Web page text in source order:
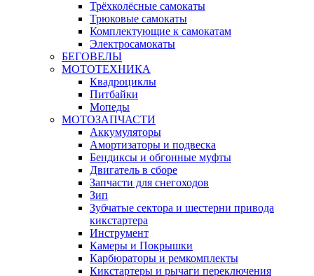
Трёхколёсные самокаты
Трюковые самокаты
Комплектующие к самокатам
Электросамокаты
БЕГОВЕЛЫ
МОТОТЕХНИКА
Квадроциклы
Питбайки
Мопеды
МОТОЗАПЧАСТИ
Аккумуляторы
Амортизаторы и подвеска
Бендиксы и обгонные муфты
Двигатель в сборе
Запчасти для снегоходов
Зип
Зубчатые сектора и шестерни привода
кикстартера
Инструмент
Камеры и Покрышки
Карбюраторы и ремкомплекты
Кикстартеры и рычаги переключения